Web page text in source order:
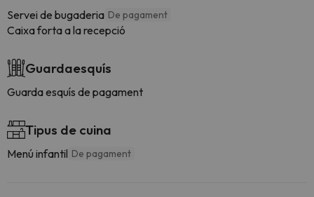
Servei de bugaderia De pagament
Caixa forta a la recepció
Guardaesquís
Guarda esquís de pagament
Tipus de cuina
Menú infantil De pagament